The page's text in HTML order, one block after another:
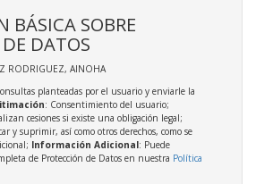
BÁSICA SOBRE
DATOS
RODRIGUEZ, AINOHA
planteadas por el usuario y enviarle la
: Consentimiento del usuario;
cesiones si existe una obligación legal;
y suprimir, así como otros derechos, como se
Información Adicional: Puede
de Protección de Datos en nuestra Política